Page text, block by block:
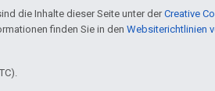
die Inhalte dieser Seite unter derCreative
finden Sie in den Websiterichtlinien